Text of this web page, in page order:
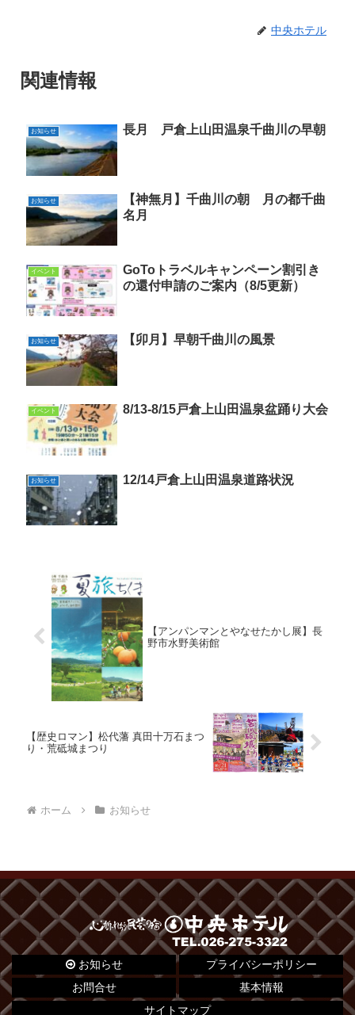
中央ホテル
関連情報
お知らせ 長月 戸倉上山田温泉千曲川の早朝
お知らせ
【神無月】千曲川の朝 月の都千曲
名月
イベント
GoToトラベルキャンペーン割引き
の還付申請のご案内（8/5更新）
お知らせ 【卯月】早朝千曲川の風景
イベント 8/13-8/15戸倉上山田温泉盆踊り大会
お知らせ 12/14戸倉上山田温泉道路状況
【アンパンマンとやなせたかし展】長
野市水野美術館
【歴史ロマン】松代藩 真田十万石まつ
り・荒砥城まつり
ホーム お知らせ
お知らせ
プライバシーポリシー
お問合せ
基本情報
サイトマップ